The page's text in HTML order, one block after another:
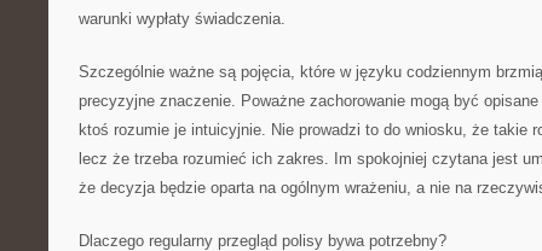
warunki wypłaty świadczenia.
Szczególnie ważne są pojęcia, które w języku codziennym
precyzyjne znaczenie. Poważne zachorowanie mogą być
ktoś rozumie je intuicyjnie. Nie prowadzi to do wniosku, że takie
lecz że trzeba rozumieć ich zakres. Im spokojniej czytana jest
że decyzja będzie oparta na ogólnym wrażeniu, a nie na
Dlaczego regularny przegląd polisy bywa potrzebny?